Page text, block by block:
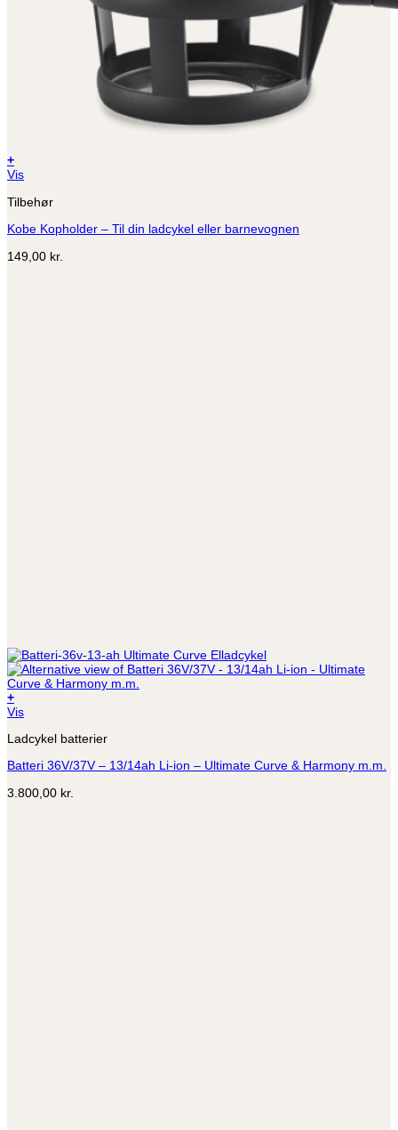
+
Vis
Tilbehør
Kobe Kopholder – Til din ladcykel eller barnevognen
149,00 kr.
+
Vis
Ladcykel batterier
Batteri 36V/37V – 13/14ah Li-ion – Ultimate Curve & Harmony m.m.
3.800,00 kr.